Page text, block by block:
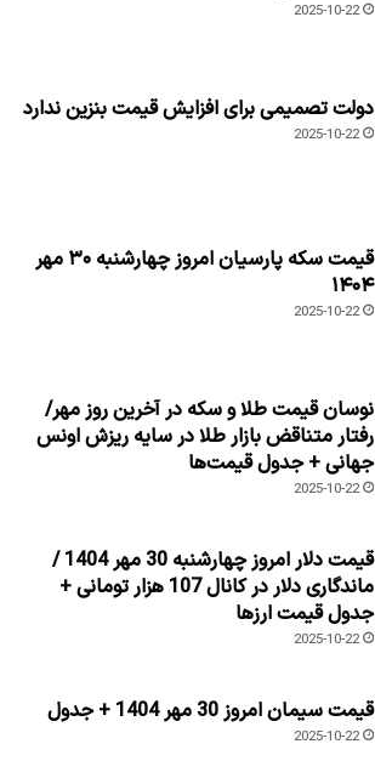
2025-10-22
دولت تصمیمی برای افزایش قیمت بنزین ندارد
2025-10-22
قیمت سکه پارسیان امروز چهارشنبه ۳۰ مهر
۱۴۰۴
2025-10-22
نوسان قیمت طلا و سکه در آخرین روز مهر/
رفتار متناقض بازار طلا در سایه ریزش اونس
جهانی + جدول قیمت‌ها
2025-10-22
قیمت دلار امروز چهارشنبه 30 مهر 1404 /
ماندگاری دلار در کانال 107 هزار تومانی +
جدول قیمت ارزها
2025-10-22
قیمت سیمان امروز 30 مهر 1404 + جدول
2025-10-22